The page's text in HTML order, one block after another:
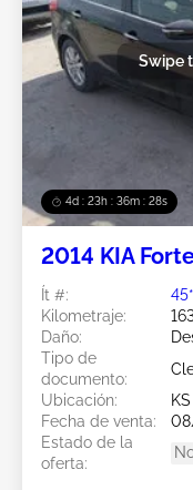
4d : 23h : 36m : 25s
Swipe
2014 KIA
Ít #:
Kilometraje:
Daño:
Tipo de
documento:
Ubicación:
Fecha de venta:
Estado de la
oferta: